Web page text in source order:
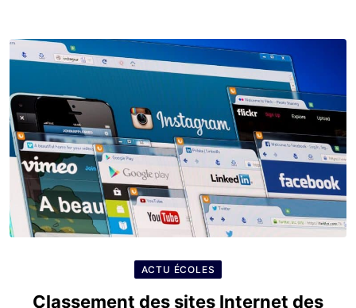
ACTU ÉCOLES
Classement des sites Internet des